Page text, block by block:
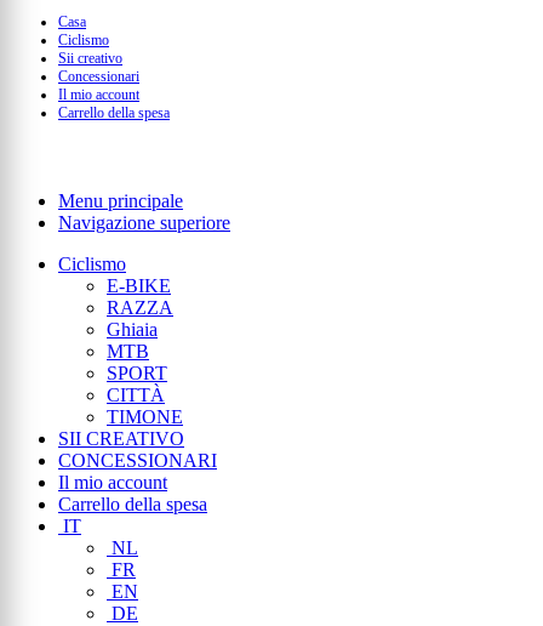
Casa
Ciclismo
Sii creativo
Concessionari
Il mio account
Carrello della spesa
Menu principale
Navigazione superiore
Ciclismo
E-BIKE
RAZZA
Ghiaia
MTB
SPORT
CITTÀ
TIMONE
SII CREATIVO
CONCESSIONARI
Il mio account
Carrello della spesa
IT
NL
FR
EN
DE